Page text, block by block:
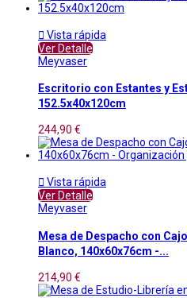
 Vista rápida
Ver Detalle
Meyvaser
Escritorio con Estantes y
152.5x40x120cm
244,90 €
 Vista rápida
Ver Detalle
Meyvaser
Mesa de Despacho con
Blanco, 140x60x76cm -...
214,90 €